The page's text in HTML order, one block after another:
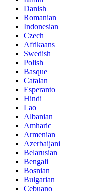
Danish
Romanian
Indonesian
Czech
Afrikaans
Swedish
Polish
Basque
Catalan
Esperanto
Hindi
Lao
Albanian
Amharic
Armenian
Azerbaijani
Belarusian
Bengali
Bosnian
Bulgarian
Cebuano